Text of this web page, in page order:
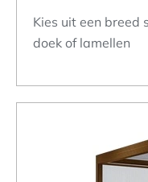
Kies uit een breed
doek of lamellen